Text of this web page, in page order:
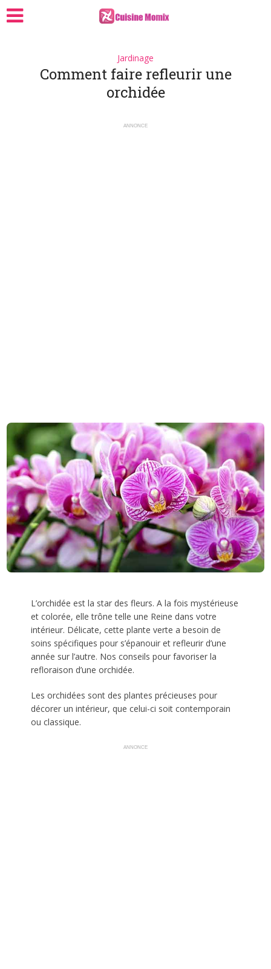
Jardinage
Comment faire refleurir une
orchidée
ANNONCE
L’orchidée est la star des fleurs. A la fois mystérieuse
et colorée, elle trône telle une Reine dans votre
intérieur. Délicate, cette plante verte a besoin de
soins spécifiques pour s’épanouir et refleurir d’une
année sur l’autre. Nos conseils pour favoriser la
refloraison d’une orchidée.
Les orchidées sont des plantes précieuses pour
décorer un intérieur, que celui-ci soit contemporain
ou classique.
ANNONCE